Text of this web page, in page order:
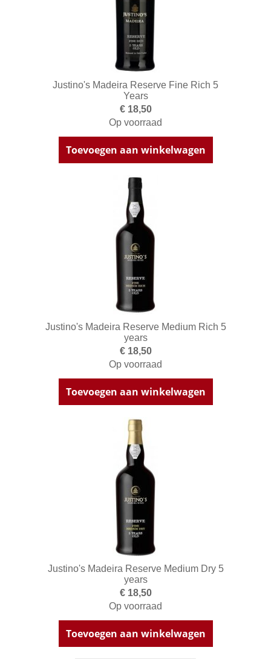
Justino's Madeira Reserve Fine Rich 5
Years
€ 18,50
Op voorraad
Toevoegen aan winkelwagen
Justino's Madeira Reserve Medium Rich 5
years
€ 18,50
Op voorraad
Toevoegen aan winkelwagen
Justino's Madeira Reserve Medium Dry 5
years
€ 18,50
Op voorraad
Toevoegen aan winkelwagen